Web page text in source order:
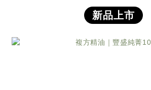
新品上市